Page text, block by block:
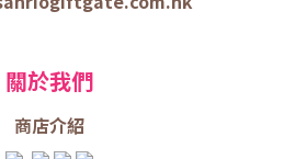
關於我們
商店介紹